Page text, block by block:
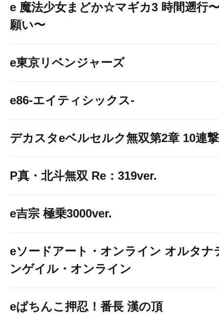
e 魔法少女まどか☆マギカ3 時間遡行
願い〜
e東京リベンジャーズ
e86-エイティシックス-
デカスタeベルセルク無双第2章 10連
P真・北斗無双 Re：319ver.
e吉宗 極乗3000ver.
eソードアート・オンライン オルタナ
ンゲイル・オンライン
eぱちんこ押忍！番長 漢の頂